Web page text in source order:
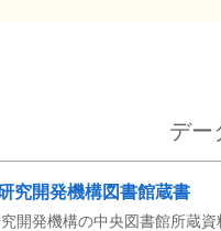
デー
究開発機構図書館蔵書
開発機構の中央図書館所蔵